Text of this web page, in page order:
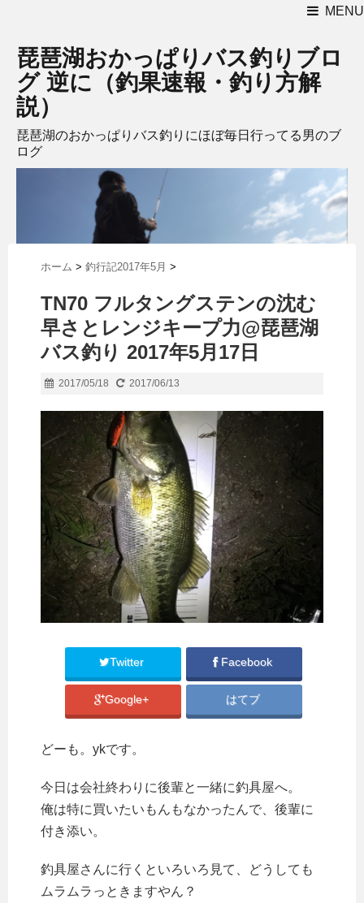
MENU
琵琶湖おかっぱりバス釣りブロ
グ 逆に（釣果速報・釣り方解
説）
琵琶湖のおかっぱりバス釣りにほぼ毎日行ってる男のブ
ログ
ホーム > 釣行記2017年5月 >
TN70 フルタングステンの沈む
早さとレンジキープ力@琵琶湖
バス釣り 2017年5月17日
2017/05/18 2017/06/13
Twitter Facebook
Google+ はてブ
どーも。ykです。
今日は会社終わりに後輩と一緒に釣具屋へ。
俺は特に買いたいもんもなかったんで、後輩に
付き添い。
釣具屋さんに行くといろいろ見て、どうしても
ムラムラっときますやん？